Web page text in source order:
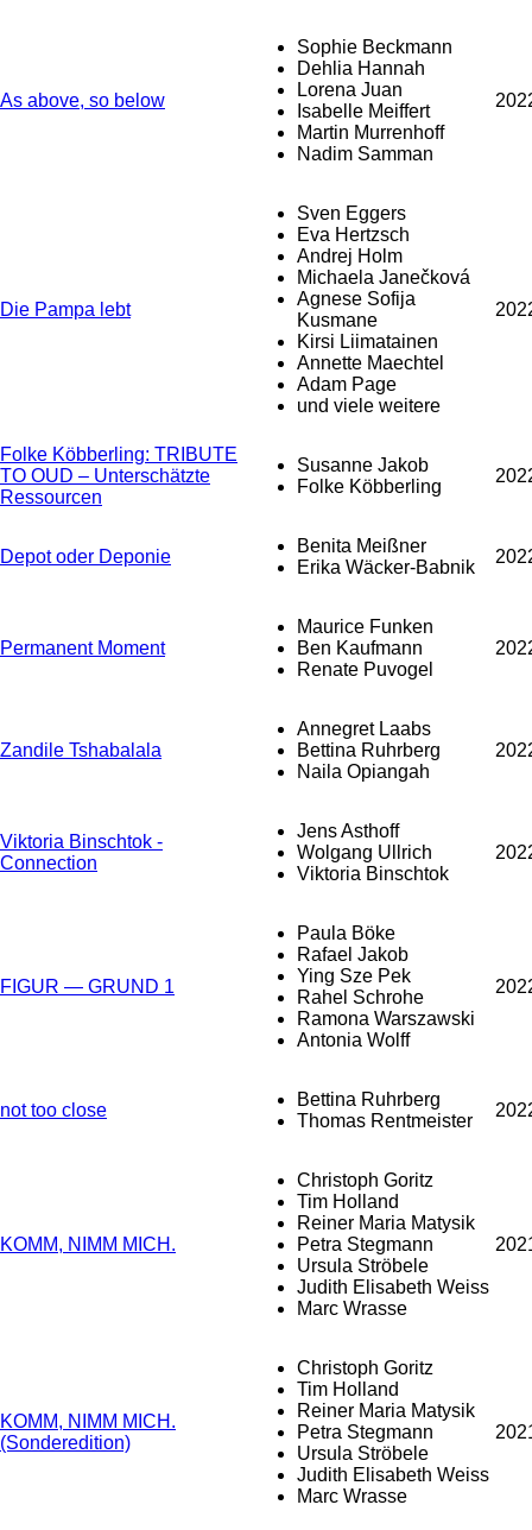
As above, so below
Sophie Beckmann
Dehlia Hannah
Lorena Juan
Isabelle Meiffert
Martin Murrenhoff
Nadim Samman
Die Pampa lebt
Sven Eggers
Eva Hertzsch
Andrej Holm
Michaela Janečková
Agnese Sofija
Kusmane
Kirsi Liimatainen
Annette Maechtel
Adam Page
und viele weitere
Folke Köbberling: TRIBUTE
TO OUD – Unterschätzte
Ressourcen
Susanne Jakob
Folke Köbberling
Depot oder Deponie
Benita Meißner
Erika Wäcker-Babnik
Permanent Moment
Maurice Funken
Ben Kaufmann
Renate Puvogel
Zandile Tshabalala
Annegret Laabs
Bettina Ruhrberg
Naila Opiangah
Viktoria Binschtok -
Connection
Jens Asthoff
Wolgang Ullrich
Viktoria Binschtok
FIGUR — GRUND 1
Paula Böke
Rafael Jakob
Ying Sze Pek
Rahel Schrohe
Ramona Warszawski
Antonia Wolff
not too close
Bettina Ruhrberg
Thomas Rentmeister
KOMM, NIMM MICH.
Christoph Goritz
Tim Holland
Reiner Maria Matysik
Petra Stegmann
Ursula Ströbele
Judith Elisabeth Weiss
Marc Wrasse
KOMM, NIMM MICH.
(Sonderedition)
Christoph Goritz
Tim Holland
Reiner Maria Matysik
Petra Stegmann
Ursula Ströbele
Judith Elisabeth Weiss
Marc Wrasse